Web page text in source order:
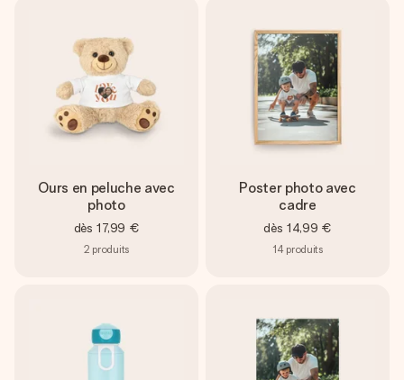
Ours en peluche avec
photo
dès 17,99 €
2 produits
Poster photo avec
cadre
dès 14,99 €
14 produits